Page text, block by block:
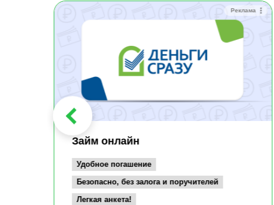
Реклама
Займ онлайн
Удобное погашение
Безопасно, без залога и поручителей
Легкая анкета!